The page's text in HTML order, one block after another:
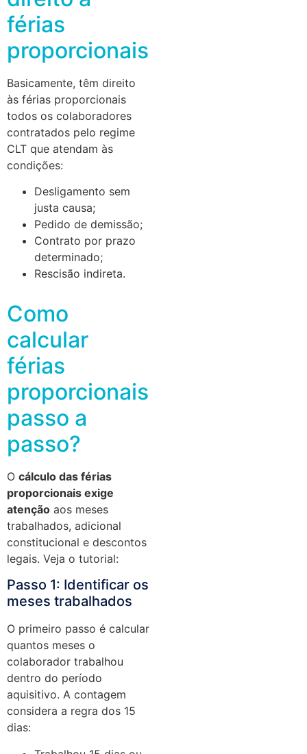
férias
proporcionais
Basicamente, têm direito
às férias proporcionais
todos os colaboradores
contratados pelo regime
CLT que atendam às
condições:
Desligamento sem
justa causa;
Pedido de demissão;
Contrato por prazo
determinado;
Rescisão indireta.
Como
calcular
férias
proporcionais
passo a
passo?
O cálculo das férias
proporcionais exige
atenção aos meses
trabalhados, adicional
constitucional e descontos
legais. Veja o tutorial:
Passo 1: Identificar os
meses trabalhados
O primeiro passo é calcular
quantos meses o
colaborador trabalhou
dentro do período
aquisitivo. A contagem
considera a regra dos 15
dias: